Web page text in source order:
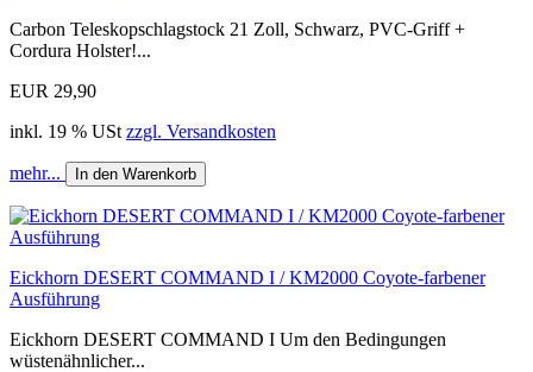
Carbon Teleskopschlagstock 21 Zoll, Schwarz, PVC-Griff +
Cordura Holster!...
EUR 29,90
inkl. 19 % USt zzgl. Versandkosten
mehr... In den Warenkorb
Eickhorn DESERT COMMAND I / KM2000 Coyote-farbener
Ausführung
Eickhorn DESERT COMMAND I Um den Bedingungen
wüstenähnlicher...